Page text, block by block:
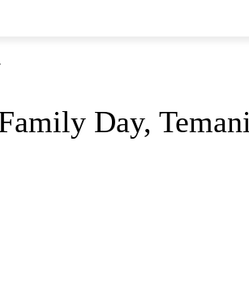
Day,